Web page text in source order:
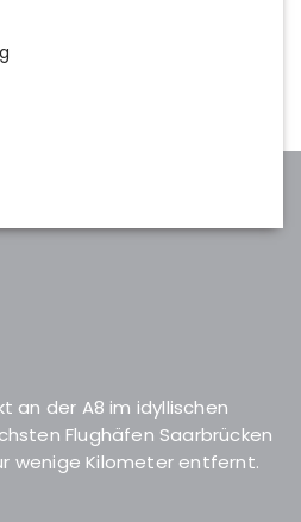
an der A8 im idyllischen
Flughäfen Saarbrücken
wenige Kilometer entfernt.